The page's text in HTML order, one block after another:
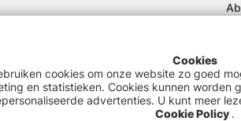
Cookies
cookies om onze website zo goed
en statistieken. Cookies kunnen worden
advertenties. U kunt meer
Cookie Policy .